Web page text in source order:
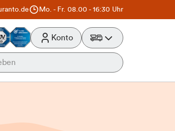
Mo. - Fr. 08.00 - 16:30 Uhr
Konto